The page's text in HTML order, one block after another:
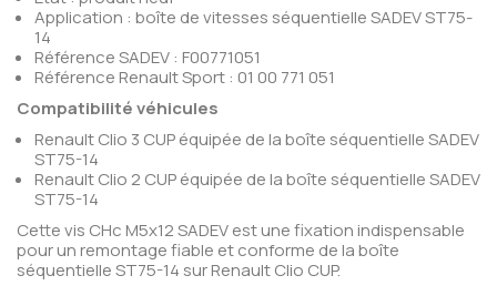
Application : boîte de vitesses séquentielle SADEV ST75-
14
Référence SADEV : F00771051
Référence Renault Sport : 01 00 771 051
Compatibilité véhicules
Renault Clio 3 CUP équipée de la boîte séquentielle SADEV
ST75-14
Renault Clio 2 CUP équipée de la boîte séquentielle SADEV
ST75-14
Cette vis CHc M5x12 SADEV est une fixation indispensable
pour un remontage fiable et conforme de la boîte
séquentielle ST75-14 sur Renault Clio CUP.